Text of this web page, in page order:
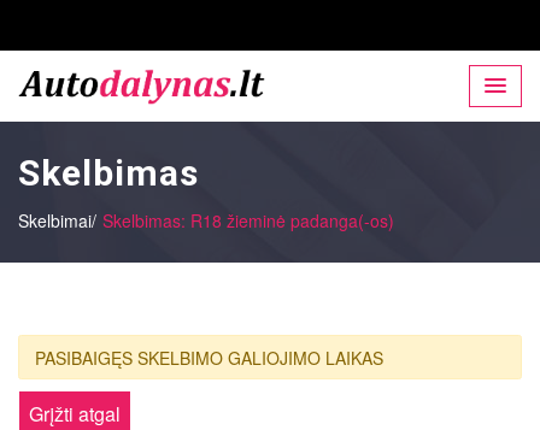
Skelbimas
Skelbimai/ Skelbimas: R18 žieminė padanga(-os)
PASIBAIGĘS SKELBIMO GALIOJIMO LAIKAS
Grįžti atgal